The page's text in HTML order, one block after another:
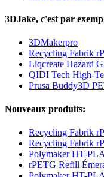
3DJake, c'est par
3DMakerpro
Recycling Fabrik
Liqcreate Hazard
QIDI Tech High-
Prusa Buddy3D
Nouveaux produits:
Recycling Fabrik
Recycling Fabrik
Polymaker HT-
rPETG Refill